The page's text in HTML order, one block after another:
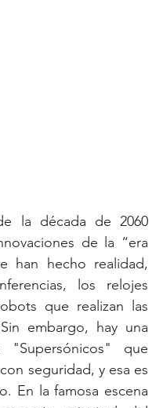
la década de 2060
de la “era
han hecho realidad,
los relojes
que realizan las
embargo, hay una
que
seguridad, y esa es
En la famosa escena